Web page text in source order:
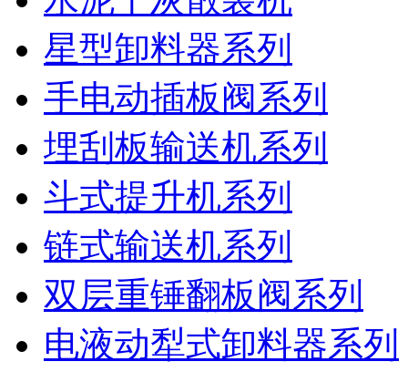
星型卸料器系列
手电动插板阀系列
埋刮板输送机系列
斗式提升机系列
链式输送机系列
双层重锤翻板阀系列
电液动犁式卸料器系列